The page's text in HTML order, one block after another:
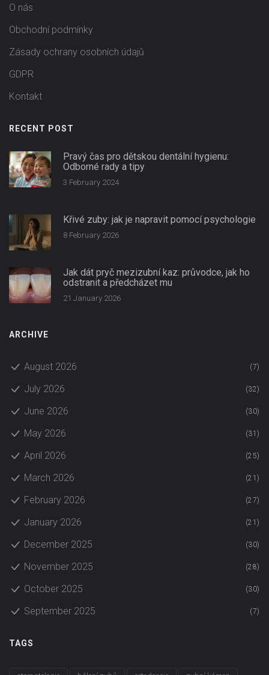
O nás
Obchodní podmínky
Zásady ochrany osobních údajů
GDPR
Kontakt
RECENT POST
Pravý čas pro dětskou dentální hygienu:
Odborné rady a tipy
3 February 2024
Křivé zuby: jak je napravit pomocí psychologie
8 February 2026
Jak dát pryč mezizubní kaz: průvodce, jak ho
odstranit a předcházet mu
21 January 2026
ARCHIVE
August 2026 (7)
July 2026 (32)
June 2026 (30)
May 2026 (31)
April 2026 (25)
March 2026 (21)
February 2026 (27)
January 2026 (21)
December 2025 (30)
November 2025 (28)
October 2025 (30)
September 2025 (7)
TAGS